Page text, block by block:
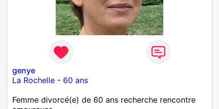
genye
La Rochelle - 60 ans
Femme divorcé(e) de 60 ans recherche rencontre